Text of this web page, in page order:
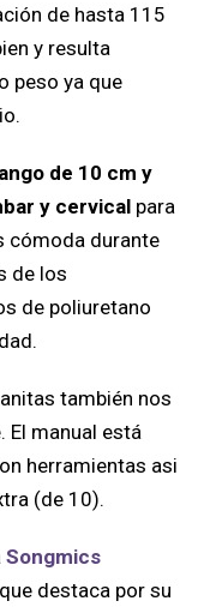
de hasta 115
y resulta
peso ya que
de 10 cm y
y cervical para
cómoda durante
de los
de poliuretano
también nos
manual está
herramientas asi
(de 10).
Songmics
destaca por su